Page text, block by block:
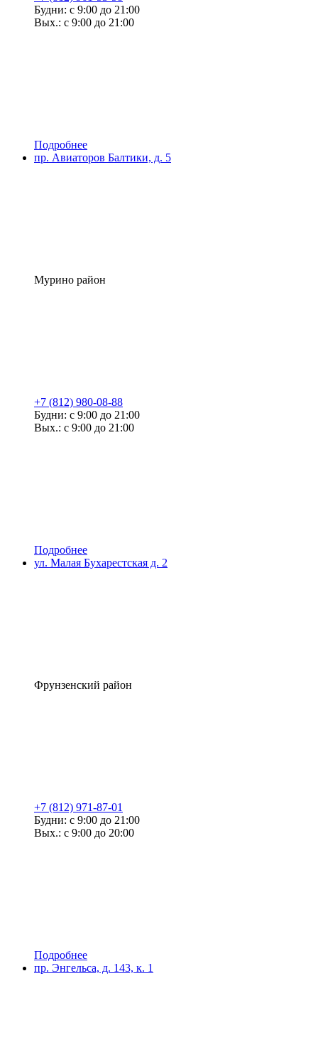
Будни: с 9:00 до 21:00
Вых.: с 9:00 до 21:00
Подробнее
пр. Авиаторов Балтики, д. 5
Мурино район
+7 (812) 980-08-88
Будни: с 9:00 до 21:00
Вых.: с 9:00 до 21:00
Подробнее
ул. Малая Бухарестская д. 2
Фрунзенский район
+7 (812) 971-87-01
Будни: с 9:00 до 21:00
Вых.: с 9:00 до 20:00
Подробнее
пр. Энгельса, д. 143, к. 1